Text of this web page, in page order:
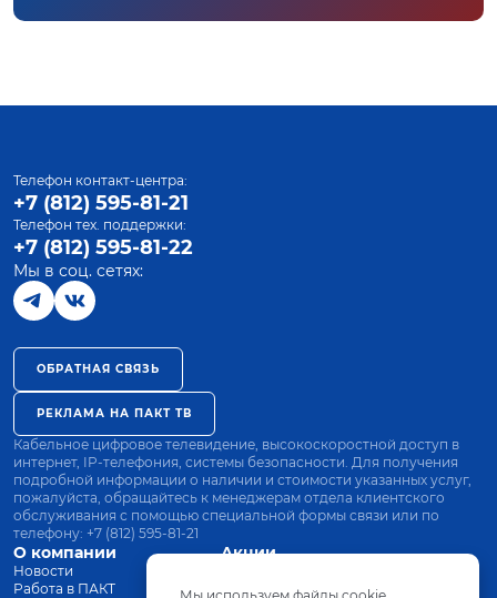
О компании
Новости
Работа в ПАКТ
Акции
Оплата
Телефон контакт-центра:
+7 (812) 595-81-21
Телефон тех. поддержки:
+7 (812) 595-81-22
Мы в соц. сетях:
ОБРАТНАЯ СВЯЗЬ
РЕКЛАМА НА ПАКТ ТВ
Кабельное цифровое телевидение, высокоскоростной доступ в
интернет, IP-телефония, системы безопасности. Для получения
подробной информации о наличии и стоимости указанных услуг,
пожалуйста, обращайтесь к менеджерам отдела клиентского
обслуживания с помощью специальной формы связи или по
телефону: +7 (812) 595-81-21